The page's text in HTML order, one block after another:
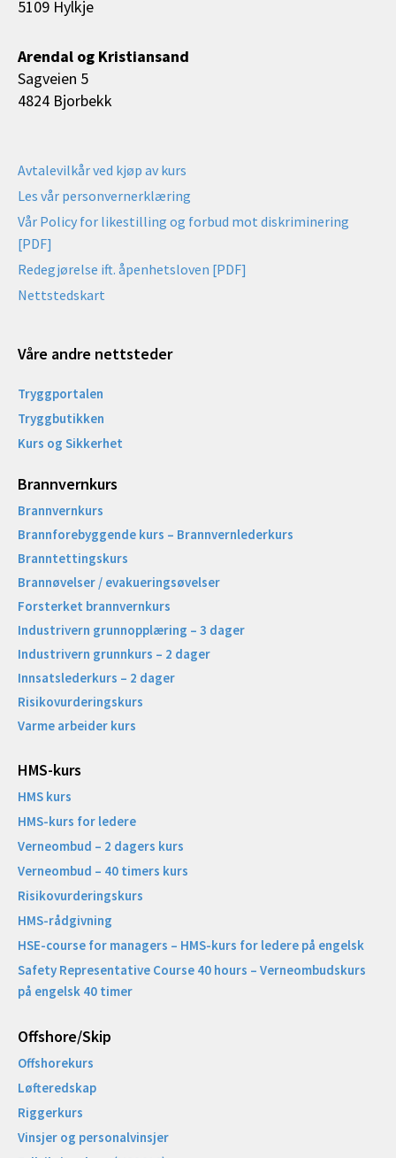
5109 Hylkje
Arendal og Kristiansand
Sagveien 5
4824 Bjorbekk
Avtalevilkår ved kjøp av kurs
Les vår personvernerklæring
Vår Policy for likestilling og forbud mot diskriminering
[PDF]
Redegjørelse ift. åpenhetsloven [PDF]
Nettstedskart
Våre andre nettsteder
Tryggportalen
Tryggbutikken
Kurs og Sikkerhet
Brannvernkurs
Brannvernkurs
Brannforebyggende kurs – Brannvernlederkurs
Branntettingskurs
Brannøvelser / evakueringsøvelser
Forsterket brannvernkurs
Industrivern grunnopplæring – 3 dager
Industrivern grunnkurs – 2 dager
Innsatslederkurs – 2 dager
Risikovurderingskurs
Varme arbeider kurs
HMS-kurs
HMS kurs
HMS-kurs for ledere
Verneombud – 2 dagers kurs
Verneombud – 40 timers kurs
Risikovurderingskurs
HMS-rådgivning
HSE-course for managers – HMS-kurs for ledere på engelsk
Safety Representative Course 40 hours – Verneombudskurs
på engelsk 40 timer
Offshore/Skip​
Offshorekurs
Løfteredskap
Riggerkurs
Vinsjer og personalvinsjer